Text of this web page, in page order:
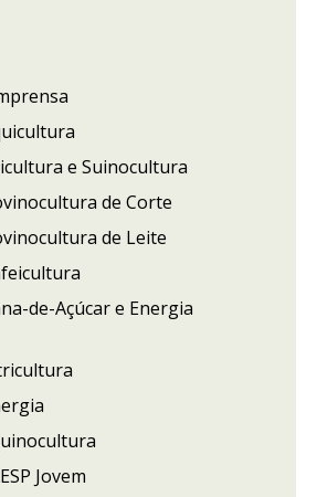
e Suinocultura
de Corte
de Leite
de-Açúcar e Energia
Jovem